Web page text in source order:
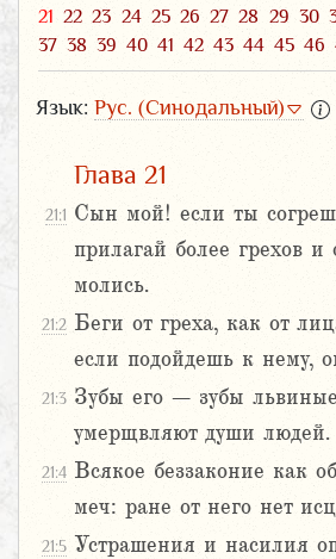
21 22 23 24 25 26 27 28 29 30
37 38 39 40 41 42 43 44 45 46
Язык: Рус. (Синодальный)
Глава 21
21:1 Сын мой! если ты
прилагай более грехов
молись.
21:2 Беги от греха, как от
если подойдешь к нему,
21:3 Зубы его – зубы
умерщвляют души людей.
21:4 Всякое беззаконие как
меч: ране от него нет
21:5 Устрашения и насилия